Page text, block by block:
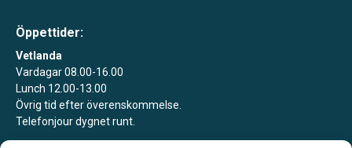
Öppettider:
Vetlanda
Vardagar 08.00-16.00
Lunch 12.00-13.00
Övrig tid efter överenskommelse.
Telefonjour dygnet runt.